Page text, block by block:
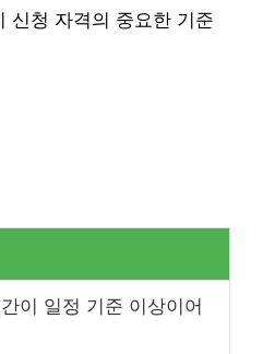
신청 자격의 중요한 기준
이 일정 기준 이상이어